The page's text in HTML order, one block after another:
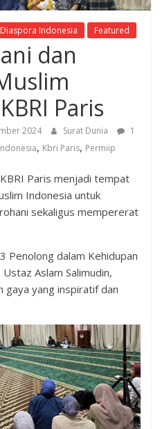
Diaspora Indonesia Featured
dan
Paris
2024 Surat Dunia
1
, Kbri Paris, Permiip
Paris menjadi tempat
Indonesia untuk
sekaligus mempererat
Penolong dalam Kehidupan
Aslam Salimudin,
gaya yang inspiratif dan